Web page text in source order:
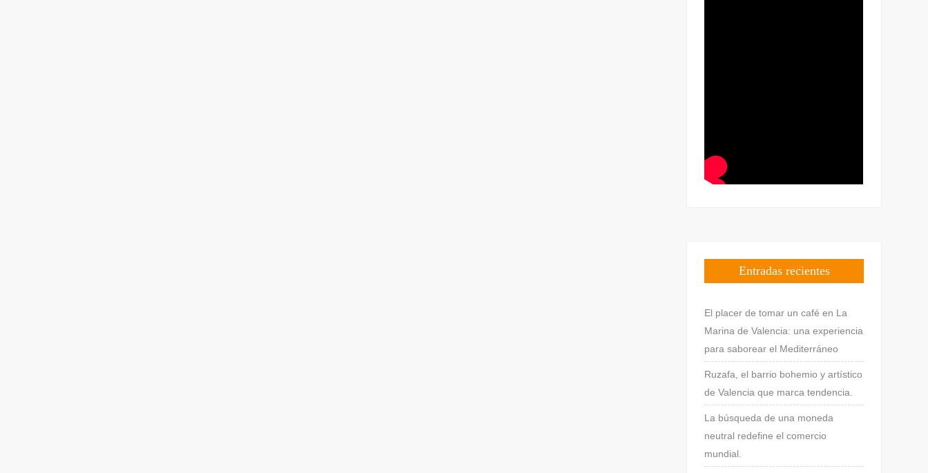
Entradas recientes
El placer de tomar un café en La
Marina de Valencia: una experiencia
para saborear el Mediterráneo
Ruzafa, el barrio bohemio y artístico
de Valencia que marca tendencia.
La búsqueda de una moneda
neutral redefine el comercio
mundial.